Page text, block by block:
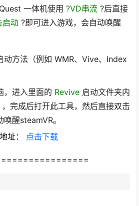
一体机使用 ?VD串流 ?后直接
启动 ?即可进入游戏，会自动唤醒
动方法（例如 WMR、Vive、Index
，进入里面的 Revive 启动文件夹内
，完成后打开此工具，然后直接双击
醒steamVR。
址： 点击下载